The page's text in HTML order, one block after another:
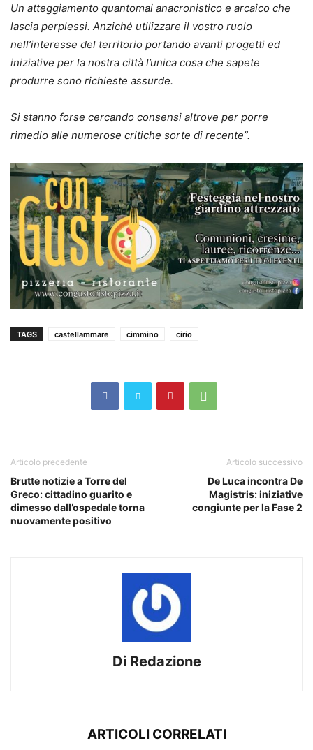
Un atteggiamento quantomai anacronistico e arcaico che
lascia perplessi. Anziché utilizzare il vostro ruolo
nell’interesse del territorio portando avanti progetti ed
iniziative per la nostra città l’unica cosa che sapete
produrre sono richieste assurde.
Si stanno forse cercando consensi altrove per porre
rimedio alle numerose critiche sorte di recente”.
TAGS castellammare cimmino cirio
Articolo precedente
Brutte notizie a Torre del
Greco: cittadino guarito e
dimesso dall’ospedale torna
nuovamente positivo
Articolo successivo
De Luca incontra De
Magistris: iniziative
congiunte per la Fase 2
Di Redazione
ARTICOLI CORRELATI